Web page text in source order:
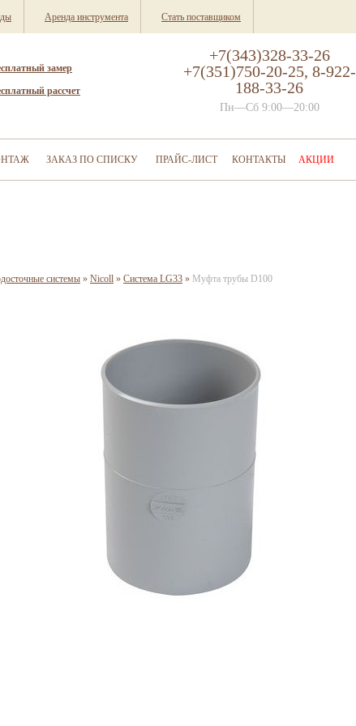
Аренда инструмента Стать поставщиком
замер
рассчет
+7(343)328-33-26
+7(351)750-20-25, 8-922-
188-33-26
Пн—Сб 9:00—20:00
ЗАКАЗ ПО СПИСКУ ПРАЙС-ЛИСТ КОНТАКТЫ АКЦИИ
системы » Nicoll » Система LG33 » Муфта трубы D100